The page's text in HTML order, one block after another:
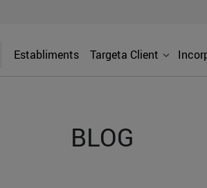
Establiments Targeta Client
BLOG